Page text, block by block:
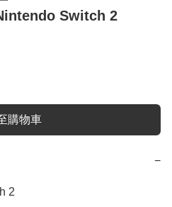
Switch 2
購物車
−
2